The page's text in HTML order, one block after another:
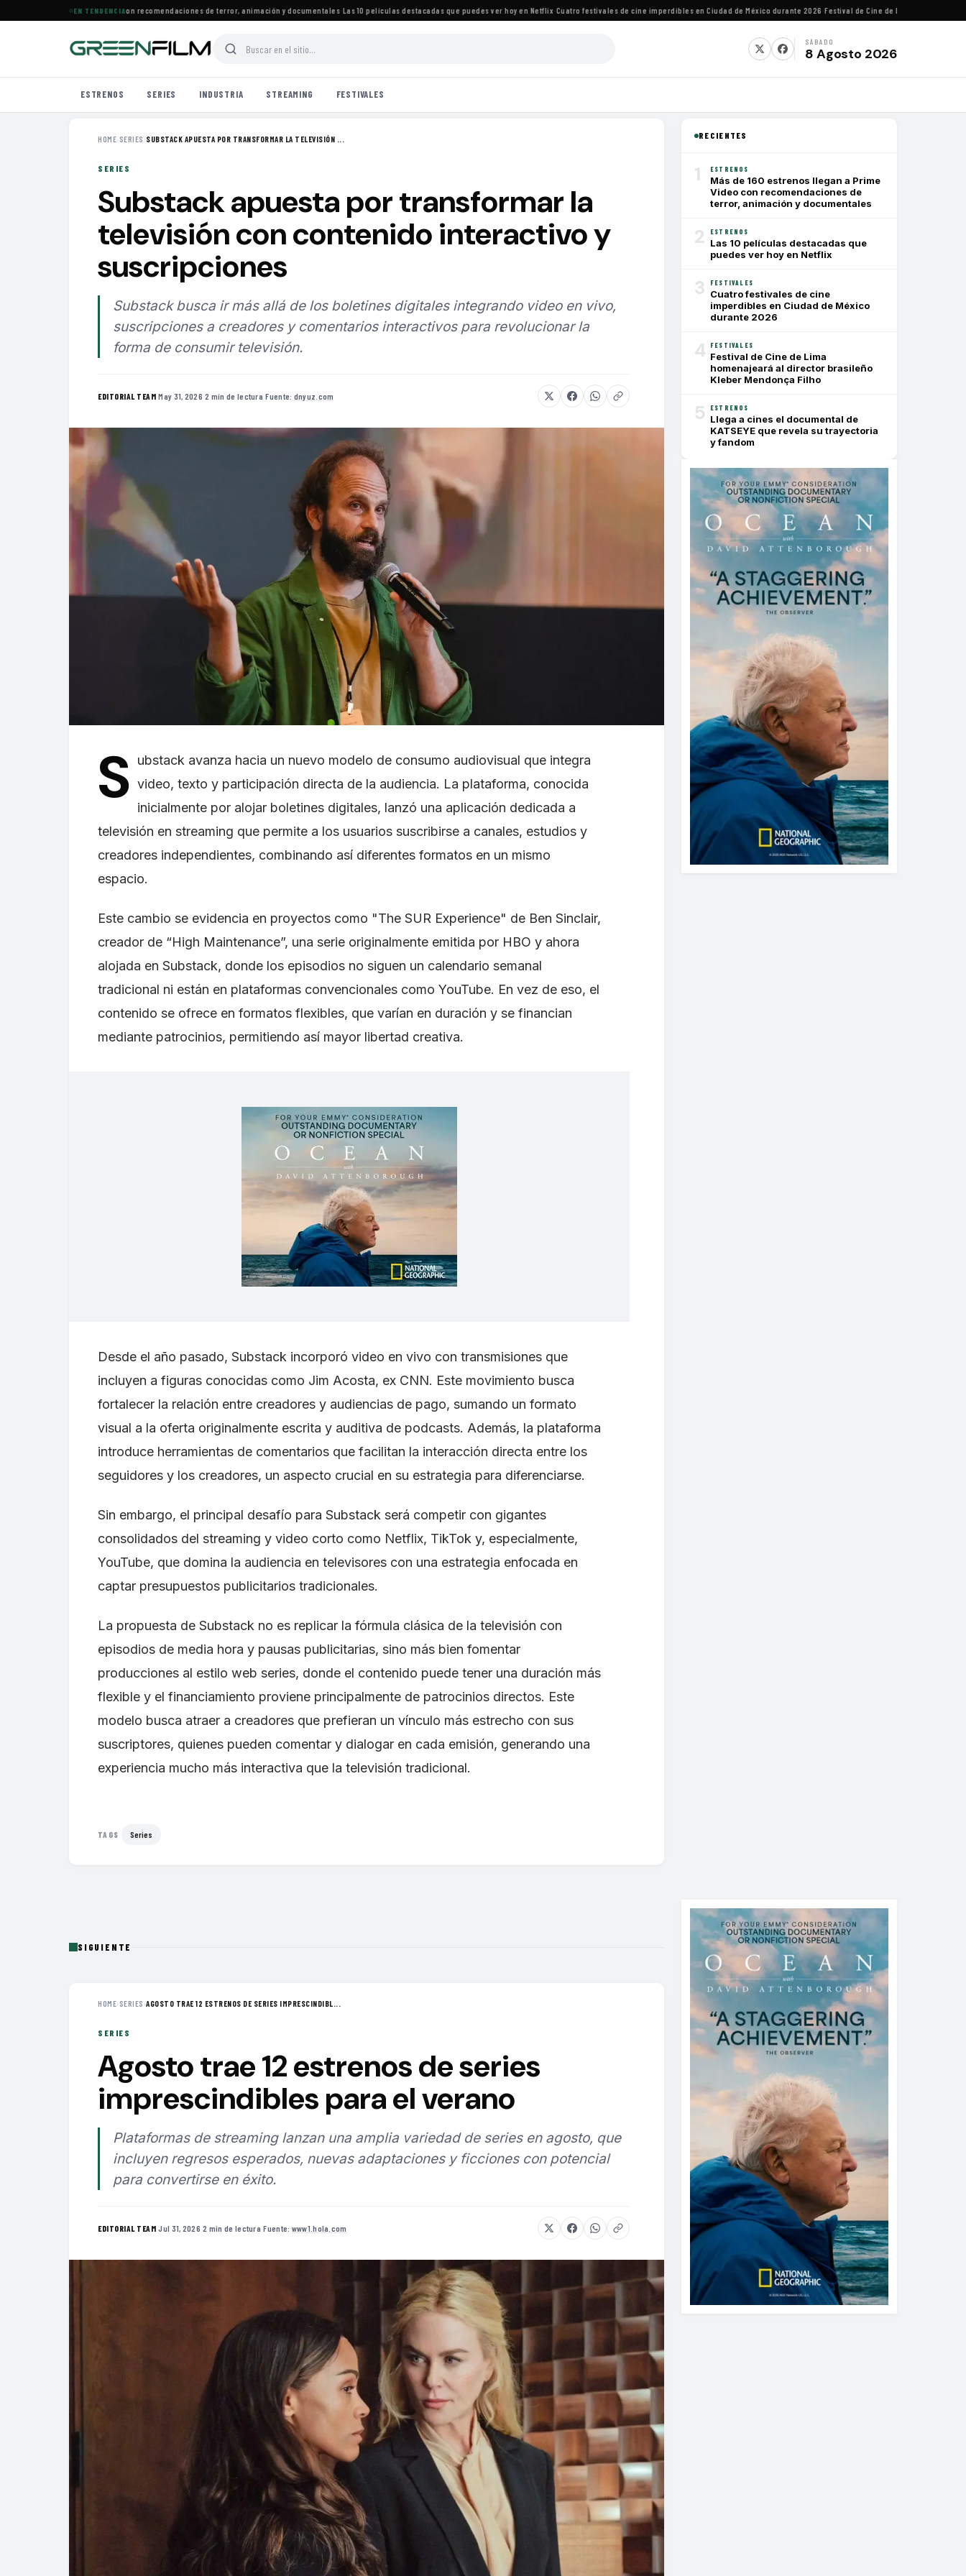
EN TENDENCIA
llegan a Prime Video con recomendaciones de terror, animación y documentales·Las 10 películas destacadas que puedes ver hoy en Netflix·Cuatro festivales de cine imperdibles en Ciudad de México durante 2026·Festival de Cine de Lima homenajeará al
SÁBADO
8 Agosto 2026
ESTRENOS SERIES INDUSTRIA STREAMING FESTIVALES
HOME› SERIES ›SUBSTACK APUESTA POR TRANSFORMAR LA TELEVISIÓN ...
SERIES
Substack apuesta por transformar la
televisión con contenido interactivo y
suscripciones
Substack busca ir más allá de los boletines digitales integrando video en vivo,
suscripciones a creadores y comentarios interactivos para revolucionar la
forma de consumir televisión.
EDITORIAL TEAM·May 31, 2026·2 min de lectura·Fuente: dnyuz.com
S ubstack avanza hacia un nuevo modelo de consumo audiovisual que integra
video, texto y participación directa de la audiencia. La plataforma, conocida
inicialmente por alojar boletines digitales, lanzó una aplicación dedicada a
televisión en streaming que permite a los usuarios suscribirse a canales, estudios y
creadores independientes, combinando así diferentes formatos en un mismo
espacio.
Este cambio se evidencia en proyectos como "The SUR Experience" de Ben Sinclair,
creador de “High Maintenance”, una serie originalmente emitida por HBO y ahora
alojada en Substack, donde los episodios no siguen un calendario semanal
tradicional ni están en plataformas convencionales como YouTube. En vez de eso, el
contenido se ofrece en formatos flexibles, que varían en duración y se financian
mediante patrocinios, permitiendo así mayor libertad creativa.
Desde el año pasado, Substack incorporó video en vivo con transmisiones que
incluyen a figuras conocidas como Jim Acosta, ex CNN. Este movimiento busca
fortalecer la relación entre creadores y audiencias de pago, sumando un formato
visual a la oferta originalmente escrita y auditiva de podcasts. Además, la plataforma
introduce herramientas de comentarios que facilitan la interacción directa entre los
seguidores y los creadores, un aspecto crucial en su estrategia para diferenciarse.
Sin embargo, el principal desafío para Substack será competir con gigantes
consolidados del streaming y video corto como Netflix, TikTok y, especialmente,
YouTube, que domina la audiencia en televisores con una estrategia enfocada en
captar presupuestos publicitarios tradicionales.
La propuesta de Substack no es replicar la fórmula clásica de la televisión con
episodios de media hora y pausas publicitarias, sino más bien fomentar
producciones al estilo web series, donde el contenido puede tener una duración más
flexible y el financiamiento proviene principalmente de patrocinios directos. Este
modelo busca atraer a creadores que prefieran un vínculo más estrecho con sus
suscriptores, quienes pueden comentar y dialogar en cada emisión, generando una
experiencia mucho más interactiva que la televisión tradicional.
TAGS Series
RECIENTES
1 ESTRENOS
Más de 160 estrenos llegan a Prime
Video con recomendaciones de
terror, animación y documentales
2 ESTRENOS
Las 10 películas destacadas que
puedes ver hoy en Netflix
3 FESTIVALES
Cuatro festivales de cine
imperdibles en Ciudad de México
durante 2026
4 FESTIVALES
Festival de Cine de Lima
homenajeará al director brasileño
Kleber Mendonça Filho
5 ESTRENOS
Llega a cines el documental de
KATSEYE que revela su trayectoria
y fandom
SIGUIENTE
HOME› SERIES ›AGOSTO TRAE 12 ESTRENOS DE SERIES IMPRESCINDIBL...
SERIES
Agosto trae 12 estrenos de series
imprescindibles para el verano
Plataformas de streaming lanzan una amplia variedad de series en agosto, que
incluyen regresos esperados, nuevas adaptaciones y ficciones con potencial
para convertirse en éxito.
EDITORIAL TEAM·Jul 31, 2026·2 min de lectura·Fuente: www1.hola.com